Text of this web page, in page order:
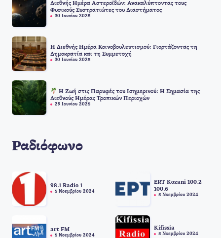
Διεθνής Ημέρα Αστεροϊδών: Ανακαλύπτοντας τους
Φυσικούς Συστρατιώτες του Διαστήματος
30 Ιουνίου 2025
Η Διεθνής Ημέρα Κοινοβουλευτισμού: Γιορτάζοντας τη
Δημοκρατία και τη Συμμετοχή
30 Ιουνίου 2025
Η Ζωή στις Παρυφές του Ισημερινού: Η Σημασία της
Διεθνούς Ημέρας Τροπικών Περιοχών
29 Ιουνίου 2025
Ραδιόφωνο
98.1 Radio 1
5 Νοεμβρίου 2024
ERT Kozani 100.2
100.6
5 Νοεμβρίου 2024
art FM
5 Νοεμβρίου 2024
Kifissia
5 Νοεμβρίου 2024